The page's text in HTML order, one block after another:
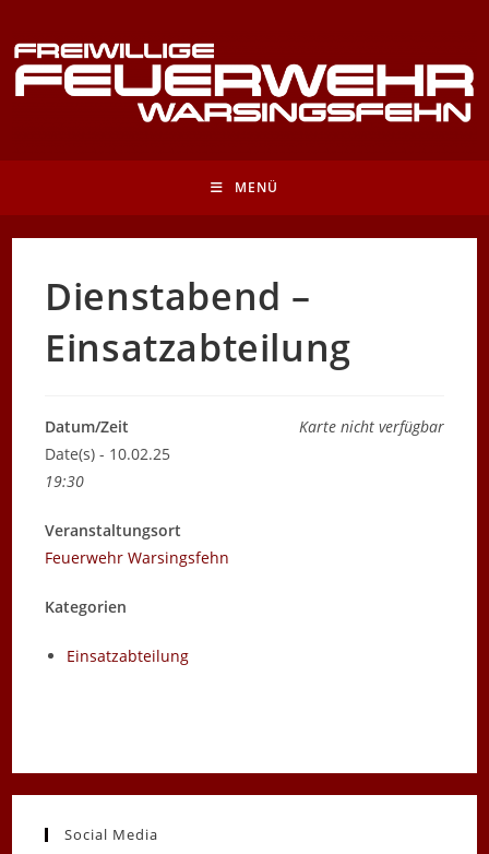
Inhalt
springen
MENÜ
Dienstabend –
Einsatzabteilung
Karte nicht verfügbar
Datum/Zeit
Date(s) - 10.02.25
19:30
Veranstaltungsort
Feuerwehr Warsingsfehn
Kategorien
Einsatzabteilung
Social Media